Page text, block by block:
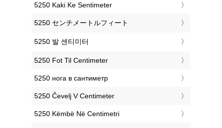
‎5250 Kaki Ke Sentimeter
‎5250 センチメートルフィート
‎5250 발 센티미터
‎5250 Fot Til Centimeter
‎5250 нога в сантиметр
‎5250 Čevelj V Centimeter
‎5250 Këmbë Në Centimetri